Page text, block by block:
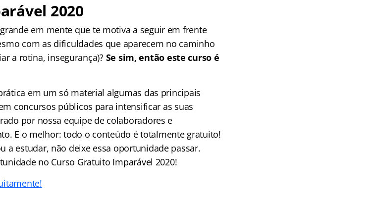
2020
em mente que te motiva a seguir em frente
com as dificuldades que aparecem no caminho
a rotina, insegurança)? Se sim, então este curso é
em um só material algumas das principais
concursos públicos para intensificar as suas
por nossa equipe de colaboradores e
E o melhor: todo o conteúdo é totalmente gratuito!
a estudar, não deixe essa oportunidade passar.
no Curso Gratuito Imparável 2020!